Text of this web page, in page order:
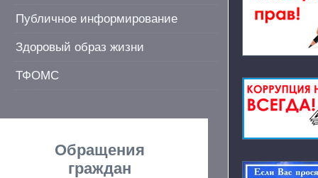
Публичное информирование
Здоровый образ жизни
ТФОМС
Обращения
граждан